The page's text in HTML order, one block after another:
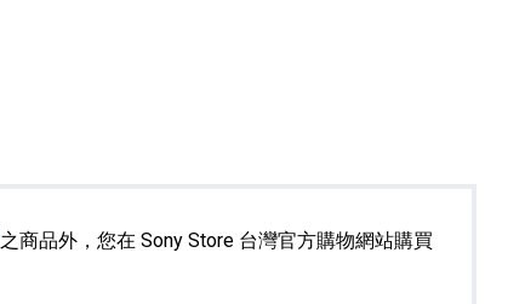
之商品外，您在 Sony Store 台灣官方購物網站購買